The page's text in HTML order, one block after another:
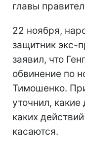
главы
22 ноября,
защитник экс-
заявил, что
обвинение по
Тимошенко.
уточнил,
каких
касаются.